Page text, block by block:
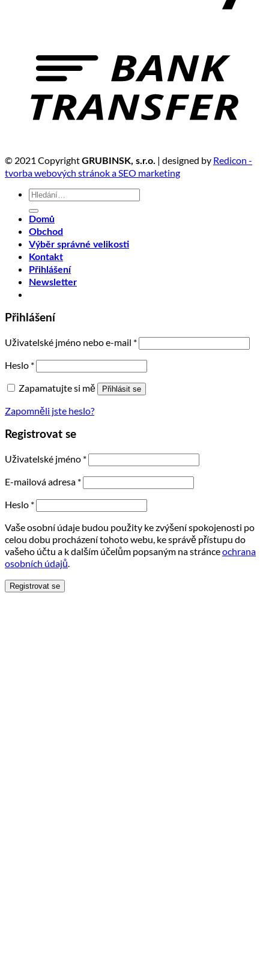
© 2021 CopyrightGRUBINSK, s.r.o. | designed by Redicon -
tvorba webových stránok a SEO marketing
Hledat:
Domů
Obchod
Výběr správné velikosti
Kontakt
Přihlášení
Newsletter
Přihlášení
Uživatelské jméno nebo e-mail *
Heslo *
Zapamatujte si mě
Přihlásit se
Zapomněli jste heslo?
Registrovat se
Uživatelské jméno *
E-mailová adresa *
Heslo *
Vaše osobní údaje budou použity ke zvýšení spokojenosti po
celou dobu procházení tohoto webu, ke správě přístupu do
vašeho účtu a k dalším účelům popsaným na stránceochrana
osobních údajů.
Registrovat se